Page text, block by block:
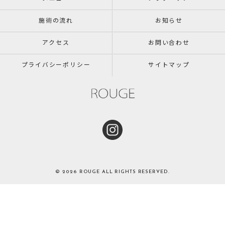
施術の流れ お知らせ
アクセス お問い合わせ
プライバシーポリシー サイトマップ
© 2026 ROUGE ALL RIGHTS RESERVED.